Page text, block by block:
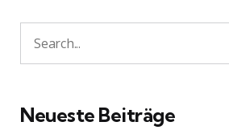
Search
for:
Neueste Beiträge